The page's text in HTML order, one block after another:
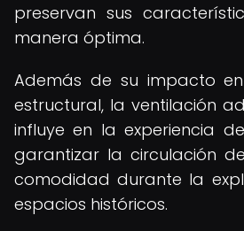
preservan sus
manera óptima.
Además de su impacto
estructural, la ventilación
influye en la experiencia
garantizar la circulación
comodidad durante la
espacios históricos.